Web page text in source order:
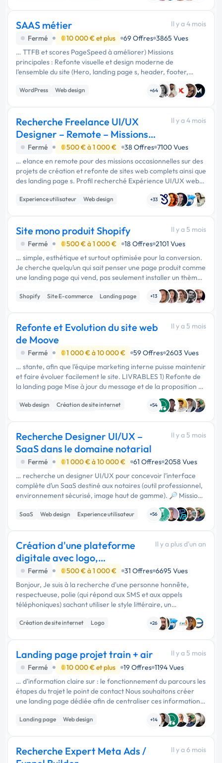
SAAS métier
Il y a 4 mois
Fermé
10 000 € et plus 69 Offres 3865 Vues
… TTFB et scores PageSpeed à améliorer) Missions
principales : Refonte visuelle et design moderne de
l’ensemble du site (Hero, landing page s, header, footer,
menus, typographie, couleurs…) Optimisation UX/UI
complète et fluidification des …
WordPress
Web design
+64
Recherche Freelance UI/UX
Designer – Remote – Missions
ponctuelles
Il y a 4 mois
Fermé 500 € à 1 000 € 38 Offres 7100 Vues
… elance en remote pour des missions occasionnelles sur des
projets de création et refonte de sites web complets ainsi que
des landing page s. Profil recherché Expérience UI/UX web
(sites complets + landing pages) Figma obligatoire UX
orientée …
Experience utilisateur
Web design
+33
Site mono produit Shopify
Il y a 5 mois
Fermé
500 € à 1 000 € 18 Offres 2101 Vues
… simple, esthétique et surtout optimisée pour la conversion.
Je cherche quelqu’un qui sait penser une page produit comme
une landing page qui vend, pas seulement installer un thème.
🛠 Mission Création d’une boutique Shopify clé en main
incluant …
Shopify Site E-commerce Landing page +13
Refonte et Evolution du site web
de Moove
Il y a 5 mois
Fermé 1 000 € à 10 000 € 59 Offres 2603 Vues
… stante, afin que l’équipe marketing interne puisse maintenir
et faire évoluer facilement le site. LIVRABLES 1) Refonte de
la landing page Mise à jour du message et de la proposition de
valeur Présentation du produit Mise en avant des éléments …
Web design
Création de site internet
+54
Recherche Designer UI/UX –
SaaS dans le domaine notarial
Il y a 5 mois
Fermé 1 000 € à 10 000 € 61 Offres 2058 Vues
… recherche un designer UI/UX pour concevoir l’interface
complète d’un SaaS destiné aux notaires (outil professionnel,
environnement sécurisé, image haut de gamme). 🔎 Mission
Conception complète sous Figma comprenant : ✅ Landing
page …
SaaS Web design Experience utilisateur +56
Création d'une plateforme
digitale avec logo,
référencement en ligne.
Il y a plus d'un an
Fermé 500 € à 1 000 € 31 Offres 6695 Vues
Bonjour, Je suis à la recherche d'une personne honnête,
respectueuse, polie (qui répond aux SMS et aux appels
téléphoniques) sachant utiliser le style littéraire, un
expert...du développement web, et ayant déjà réalisé des
sites de luxe et aya...
Création de site internet
Logo
+26
Landing page projet train + air
Il y a 5 mois
Fermé
10 000 € et plus 19 Offres 1194 Vues
… d’information claire sur : le fonctionnement du parcours les
étapes du trajet le point de contact Nous souhaitons créer
une landing page dédiée afin de centraliser ces informations.
🎯 2️⃣ OBJECTIFS DU PROJET Simplifier la compréhension
de …
Landing page
Web design
+14
Recherche Expert Meta Ads /
Il y a 6 mois